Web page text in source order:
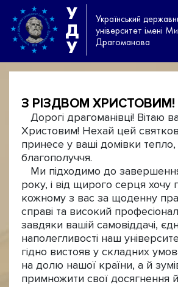
У
Д
У
Український
університет імені
Драгоманова
З РІЗДВОМ ХРИСТОВИМ!
Дорогі драгоманівці! Вітаю
Христовим! Нехай цей
принесе у ваші домівки
благополуччя.
Ми підходимо до
року, і від щирого серця хочу
кожному з вас за щоденну
справі та високий
завдяки вашій самовіддачі,
наполегливості наш
гідно вистояв у складних
на долю нашої країни, а й
примножити свої досягнення